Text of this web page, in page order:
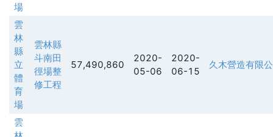
場
雲
林
縣
立
體
育
場
雲林縣
斗南田
徑場整
修工程
57,490,860
2020-
05-06
2020-
06-15
久木營造有限
雲